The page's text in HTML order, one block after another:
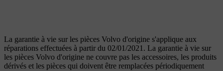
La garantie à vie sur les pièces Volvo d'origine s'applique aux
réparations effectuées à partir du 02/01/2021. La garantie à vie sur
les pièces Volvo d'origine ne couvre pas les accessoires, les produits
dérivés et les pièces qui doivent être remplacées périodiquement